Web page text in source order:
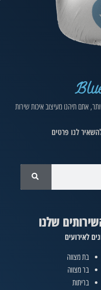
אתם תיהנו מעיצוב איכות שירות
לנו פרטים
שלנו
לאירועים
בת מצווה
בר מצווה
בריתות